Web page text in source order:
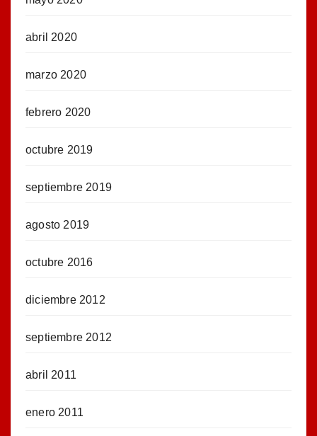
abril 2020
marzo 2020
febrero 2020
octubre 2019
septiembre 2019
agosto 2019
octubre 2016
diciembre 2012
septiembre 2012
abril 2011
enero 2011